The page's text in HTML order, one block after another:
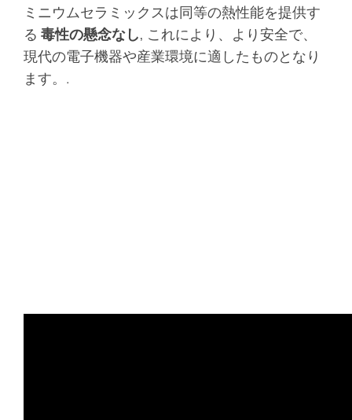
ミニウムセラミックスは同等の熱性能を提供す
る 毒性の懸念なし, これにより、より安全で、
現代の電子機器や産業環境に適したものとなり
ます。.